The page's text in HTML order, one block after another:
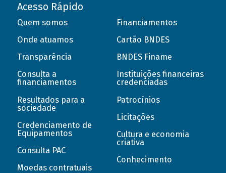
Acesso Rápido
Quem somos
Onde atuamos
Transparência
Consulta a
financiamentos
Resultados para a
sociedade
Credenciamento de
Equipamentos
Consulta PAC
Moedas contratuais
Financiamentos
Cartão BNDES
BNDES Finame
Instituições financeiras
credenciadas
Patrocínios
Licitações
Cultura e economia
criativa
Conhecimento